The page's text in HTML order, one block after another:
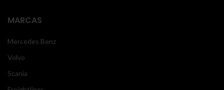
MARCAS
Mercedes Benz
Volvo
Scania